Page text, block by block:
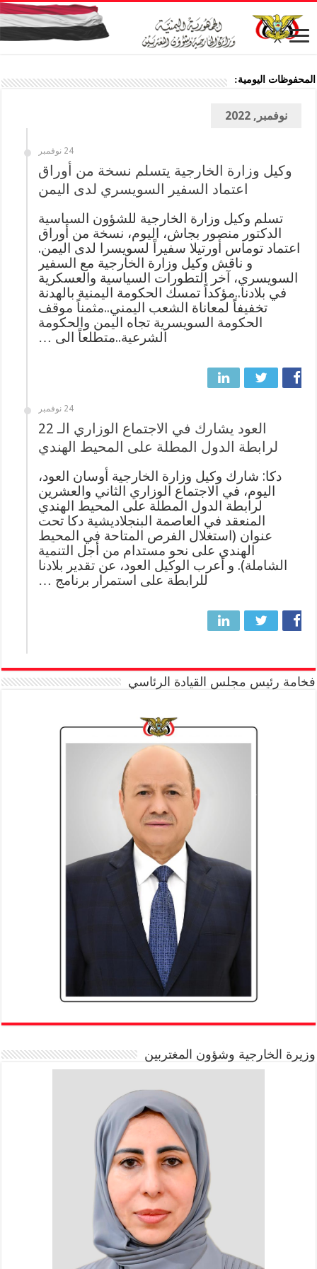
المحفوظات اليومية:
نوفمبر, 2022
24 نوفمبر
وكيل وزارة الخارجية يتسلم نسخة من أوراق
اعتماد السفير السويسري لدى اليمن
تسلم وكيل وزارة الخارجية للشؤون السياسية
الدكتور منصور بجاش، اليوم، نسخة من أوراق
اعتماد توماس أورتيلا سفيراً لسويسرا لدى اليمن.
و ناقش وكيل وزارة الخارجية مع السفير
السويسري، آخر التطورات السياسية والعسكرية
في بلادنا..مؤكداً تمسك الحكومة اليمنية بالهدنة
تخفيفاً لمعاناة الشعب اليمني..مثمناً موقف
الحكومة السويسرية تجاه اليمن والحكومة
الشرعية..متطلعاً الى …
24 نوفمبر
العود يشارك في الاجتماع الوزاري الـ 22
لرابطة الدول المطلة على المحيط الهندي
‎دكا: شارك وكيل وزارة الخارجية أوسان العود،
اليوم، في الاجتماع الوزاري الثاني والعشرين
لرابطة الدول المطلة على المحيط الهندي
المنعقد في العاصمة البنجلاديشية دكا تحت
عنوان (استغلال الفرص المتاحة في المحيط
الهندي على نحو مستدام من أجل التنمية
الشاملة). و أعرب الوكيل العود، عن تقدير بلادنا
للرابطة على استمرار برنامج …
فخامة رئيس مجلس القيادة الرئاسي
وزيرة الخارجية وشؤون المغتربين